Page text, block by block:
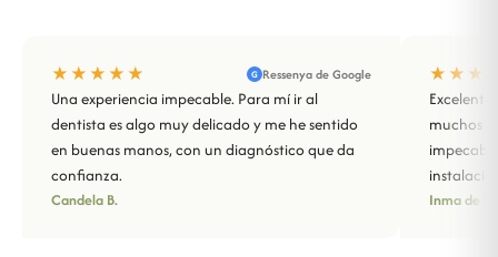
★★★★★ G Ressenya de Google
Una experiencia impecable. Para mí ir al
dentista es algo muy delicado y me he sentido
en buenas manos, con un diagnóstico que da
confianza.
Candela B.
muchos
Inma de